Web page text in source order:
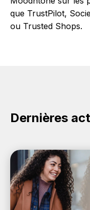
que TrustPilot,
ou Trusted Shops.
Dernières